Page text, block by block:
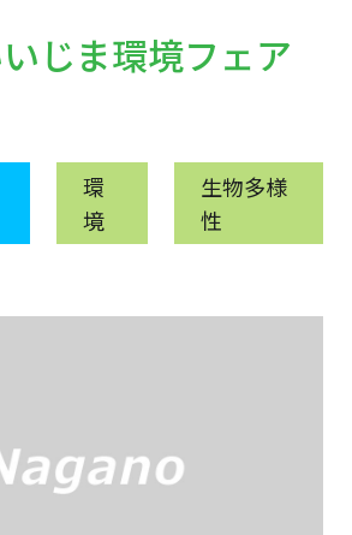
じま環境フェア
環
境
生物多様
性